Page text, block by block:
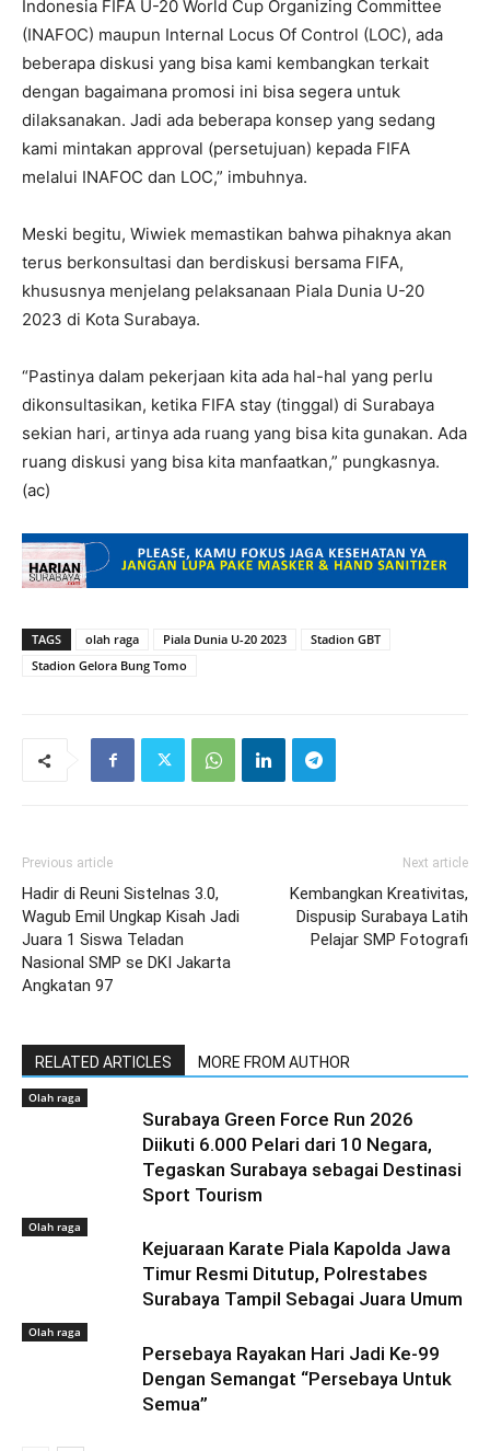
Indonesia FIFA U-20 World Cup Organizing Committee
(INAFOC) maupun Internal Locus Of Control (LOC), ada
beberapa diskusi yang bisa kami kembangkan terkait
dengan bagaimana promosi ini bisa segera untuk
dilaksanakan. Jadi ada beberapa konsep yang sedang
kami mintakan approval (persetujuan) kepada FIFA
melalui INAFOC dan LOC,” imbuhnya.
Meski begitu, Wiwiek memastikan bahwa pihaknya akan
terus berkonsultasi dan berdiskusi bersama FIFA,
khususnya menjelang pelaksanaan Piala Dunia U-20
2023 di Kota Surabaya.
“Pastinya dalam pekerjaan kita ada hal-hal yang perlu
dikonsultasikan, ketika FIFA stay (tinggal) di Surabaya
sekian hari, artinya ada ruang yang bisa kita gunakan. Ada
ruang diskusi yang bisa kita manfaatkan,” pungkasnya.
(ac)
TAGS olah raga Piala Dunia U-20 2023
Stadion GBT
Stadion Gelora Bung Tomo
Previous article
Hadir di Reuni Sistelnas 3.0,
Wagub Emil Ungkap Kisah Jadi
Juara 1 Siswa Teladan
Nasional SMP se DKI Jakarta
Angkatan 97
Next article
Kembangkan Kreativitas,
Dispusip Surabaya Latih
Pelajar SMP Fotografi
RELATED ARTICLES MORE FROM AUTHOR
Olah raga
Surabaya Green Force Run 2026
Diikuti 6.000 Pelari dari 10 Negara,
Tegaskan Surabaya sebagai Destinasi
Sport Tourism
Olah raga
Kejuaraan Karate Piala Kapolda Jawa
Timur Resmi Ditutup, Polrestabes
Surabaya Tampil Sebagai Juara Umum
Olah raga
Persebaya Rayakan Hari Jadi Ke-99
Dengan Semangat “Persebaya Untuk
Semua”